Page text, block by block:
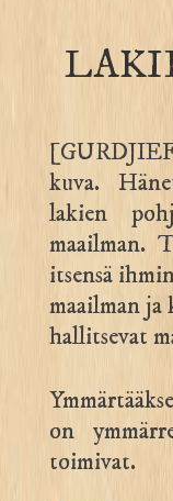
kuva.
lakien
maailman.
itsensä
maailman
hallitsevat
on
toimivat.